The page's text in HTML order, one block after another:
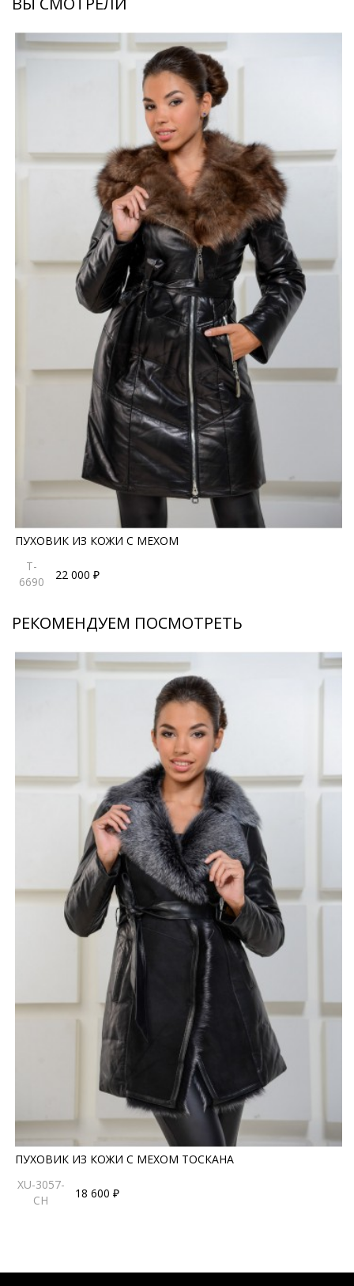
ПУХОВИК ИЗ КОЖИ С МЕХОМ
T-
6690
22 000 ₽
РЕКОМЕНДУЕМ ПОСМОТРЕТЬ
ПУХОВИК ИЗ КОЖИ С МЕХОМ ТОСКАНА
XU-3057-
CH
18 600 ₽